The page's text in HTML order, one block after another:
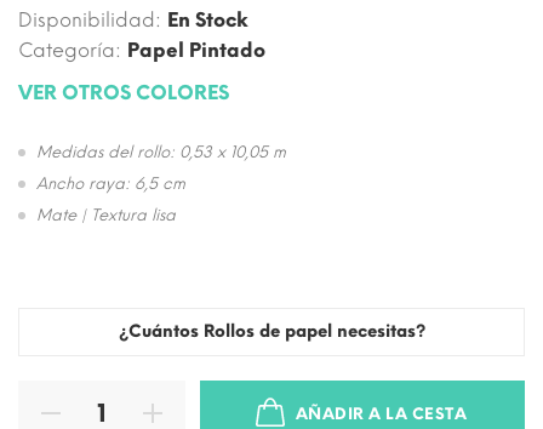
Disponibilidad: En Stock
Categoría: Papel Pintado
VER OTROS COLORES
Medidas del rollo: 0,53 x 10,05 m
Ancho raya: 6,5 cm
Mate | Textura lisa
¿Cuántos Rollos de papel necesitas?
AÑADIR A LA CESTA